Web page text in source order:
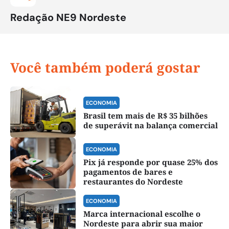
Redação NE9 Nordeste
Você também poderá gostar
ECONOMIA
Brasil tem mais de R$ 35 bilhões
de superávit na balança comercial
ECONOMIA
Pix já responde por quase 25% dos
pagamentos de bares e
restaurantes do Nordeste
ECONOMIA
Marca internacional escolhe o
Nordeste para abrir sua maior